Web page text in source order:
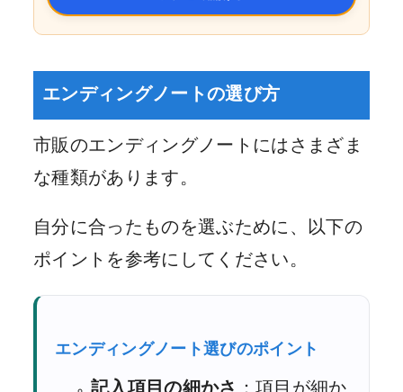
エンディングノートの選び方
市販のエンディングノートにはさまざま
な種類があります。
自分に合ったものを選ぶために、以下の
ポイントを参考にしてください。
エンディングノート選びのポイント